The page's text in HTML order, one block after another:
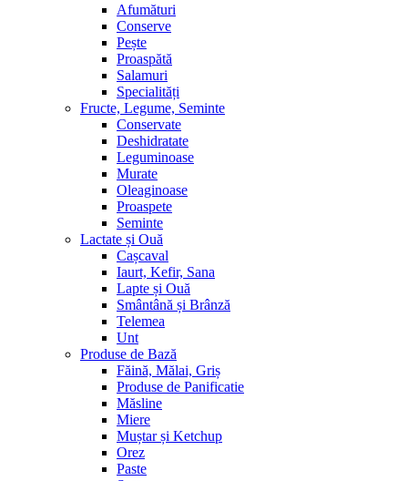
Afumături
Conserve
Pește
Proaspătă
Salamuri
Specialități
Fructe, Legume, Seminte
Conservate
Deshidratate
Leguminoase
Murate
Oleaginoase
Proaspete
Seminte
Lactate și Ouă
Cașcaval
Iaurt, Kefir, Sana
Lapte și Ouă
Smântână și Brânză
Telemea
Unt
Produse de Bază
Făină, Mălai, Griș
Produse de Panificatie
Măsline
Miere
Muștar și Ketchup
Orez
Paste